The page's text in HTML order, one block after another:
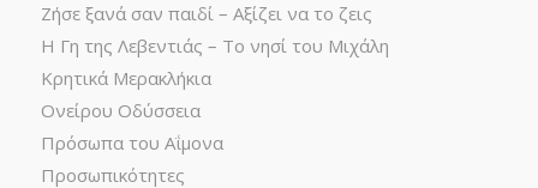
Ζήσε ξανά σαν παιδί – Αξίζει να το ζεις
Η Γη της Λεβεντιάς – Το νησί του Μιχάλη
Κρητικά Μερακλήκια
Ονείρου Οδύσσεια
Πρόσωπα του Αΐμονα
Προσωπικότητες